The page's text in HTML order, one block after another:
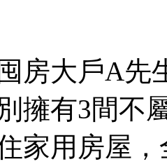
房大戶A先
擁有3間不
家用房屋